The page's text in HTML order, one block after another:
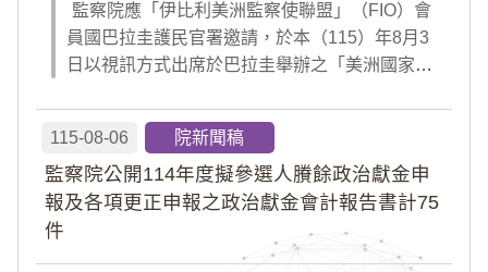
監察院應「伊比利美洲監察使聯盟」（FIO）會
員國巴拉圭護民官署邀請，於本（115）年8月3
日以視訊方式出席於巴拉圭舉辦之「美洲國家人
報告，就美洲地區環境災害、氣候緊急狀態與人
權風險等議題，與拉美地區監察機構、護民官署
及紅十字國際委員會、原住民社區支持組織...
115-08-06 院新聞稿
監察院公開114年度擬參選人賸餘政治獻金申
報及各項更正申報之政治獻金會計報告書計75
件